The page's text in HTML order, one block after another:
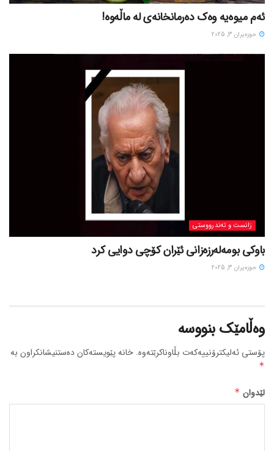
ئەم میوەیە وەک دەرمانخانەی لە ماڵەوە!
حوزه‌یران 3, 2025
زانست و تەندرووستی
باوکی بومەلەرزەزانی ئێران کۆچی دوایی کرد
حوزه‌یران 3, 2025
وەڵامێک بنووسە
پۆستی ئەلیکترۆنییەکەت بڵاوناکرێتەوە. خانە پێویستەکان دەستنیشانکراون بە
*
لێدوان *